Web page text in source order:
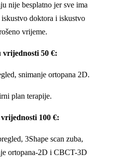
nije besplatno jer sve ima
doktora i iskustvo
vrijeme.
50 €:
snimanje ortopana 2D.
plan terapije.
100 €:
3Shape scan zuba,
ortopana-2D i CBCT-3D